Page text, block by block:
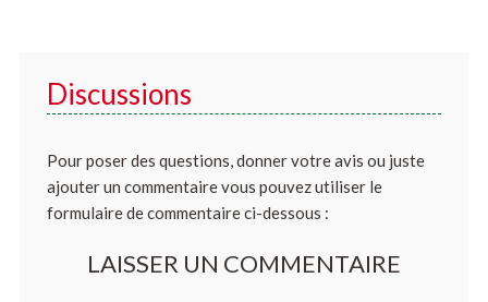
Discussions
Pour poser des questions, donner votre avis ou juste
ajouter un commentaire vous pouvez utiliser le
formulaire de commentaire ci-dessous :
LAISSER UN COMMENTAIRE